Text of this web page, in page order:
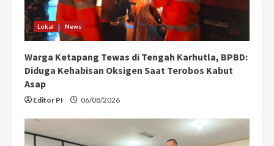
Lokal News
Warga Ketapang Tewas di Tengah Karhutla, BPBD:
Diduga Kehabisan Oksigen Saat Terobos Kabut
Asap
Editor PI 06/08/2026